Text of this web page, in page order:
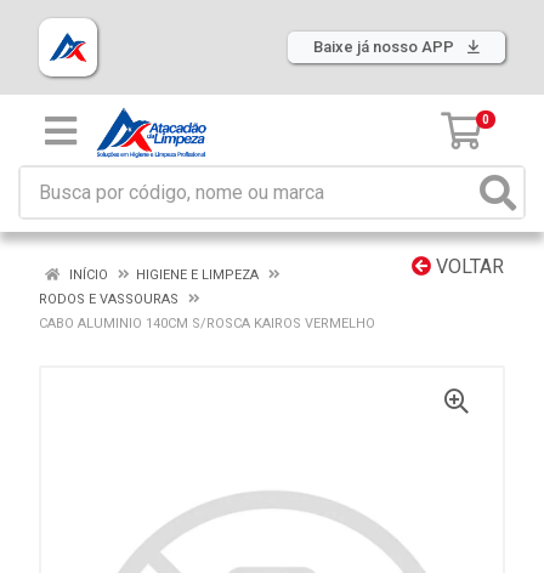
Baixe já nosso APP
0
VOLTAR
INÍCIO
HIGIENE E LIMPEZA
RODOS E VASSOURAS
CABO ALUMINIO 140CM S/ROSCA KAIROS VERMELHO